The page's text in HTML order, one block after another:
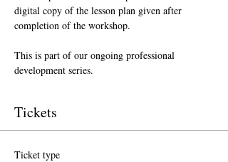
digital copy of the lesson plan given after
completion of the workshop.
This is part of our ongoing professional
development series.
Tickets
Ticket type